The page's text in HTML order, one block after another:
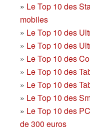
» Le Top 10 des
mobiles
» Le Top 10 des
» Le Top 10 des
» Le Top 10 des
» Le Top 10 des
» Le Top 10 des
» Le Top 10 des
» Le Top 10 des
de 300 euros